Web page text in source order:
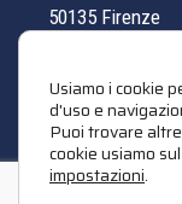
50135 Firenze
contatti
Usiamo i cookie
d'uso e
Puoi trovare
cookie usiamo
impostazioni.